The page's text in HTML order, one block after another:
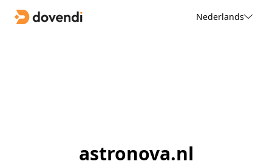
Nederlands
astronova.nl